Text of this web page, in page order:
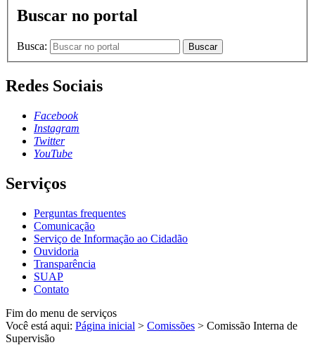
Buscar no portal
Busca: Buscar
Redes Sociais
Facebook
Instagram
Twitter
YouTube
Serviços
Perguntas frequentes
Comunicação
Serviço de Informação ao Cidadão
Ouvidoria
Transparência
SUAP
Contato
Fim do menu de serviços
Você está aqui: Página inicial > Comissões > Comissão Interna de
Supervisão